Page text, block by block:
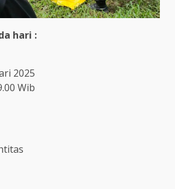
hari :
2025
Wib